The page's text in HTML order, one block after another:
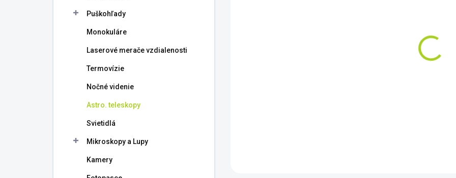
Puškohľady
Monokuláre
Laserové merače vzdialenosti
Termovízie
Nočné videnie
Astro. teleskopy
Svietidlá
Mikroskopy a Lupy
Kamery